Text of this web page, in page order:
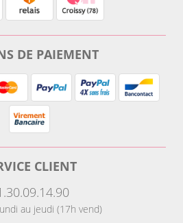
DE PAIEMENT
CLIENT
au jeudi (17h vend)